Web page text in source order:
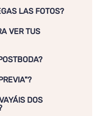
LAS FOTOS?
VER TUS
DOS